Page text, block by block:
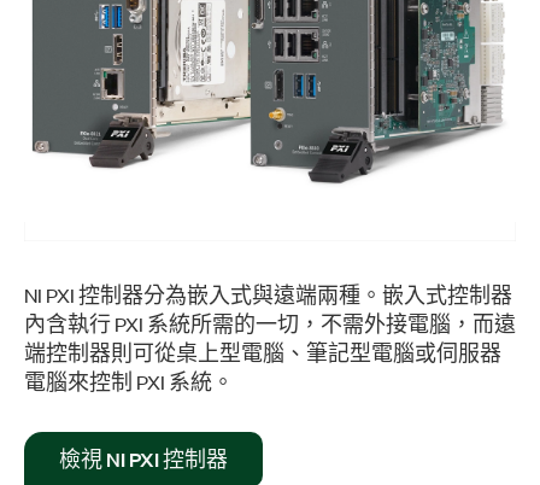
NI PXI 控制器分為嵌入式與遠端兩種。嵌入式控制器
內含執行 PXI 系統所需的一切，不需外接電腦，而遠
端控制器則可從桌上型電腦、筆記型電腦或伺服器
電腦來控制 PXI 系統。
檢視 NI PXI 控制器